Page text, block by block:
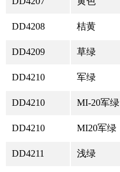
DD4208 桔黄
DD4209 草绿
DD4210 军绿
DD4210 MI-20军绿
DD4210 MI20军绿
DD4211 浅绿